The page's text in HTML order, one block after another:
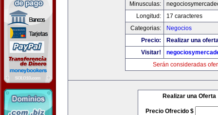
Minusculas:
Longitud:
17 caracteres
Categorias:
Negocios
Precio:
Realizar una
Visitar!
Serán consideradas
Realizar una Oferta
Precio Ofrecido $